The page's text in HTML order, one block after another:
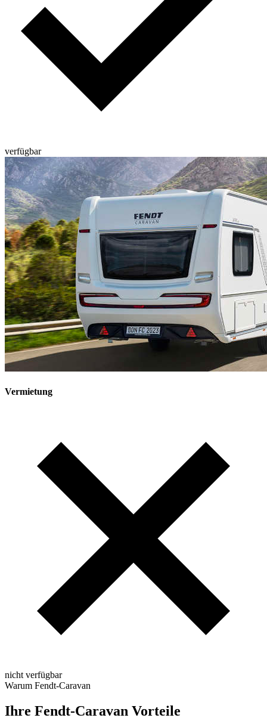
verfügbar
Vermietung
nicht verfügbar
Warum Fendt-Caravan
Ihre Fendt-Caravan Vorteile